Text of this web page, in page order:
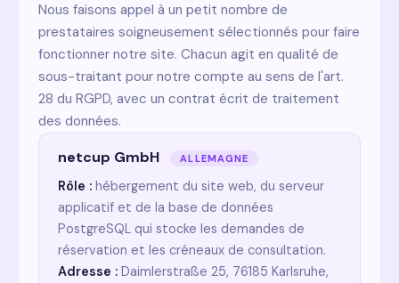
Nous faisons appel à un petit nombre de
prestataires soigneusement sélectionnés pour faire
fonctionner notre site. Chacun agit en qualité de
sous-traitant pour notre compte au sens de l'art.
28 du RGPD, avec un contrat écrit de traitement
des données.
netcup GmbH ALLEMAGNE
Rôle : hébergement du site web, du serveur
applicatif et de la base de données
PostgreSQL qui stocke les demandes de
réservation et les créneaux de consultation.
Adresse : Daimlerstraße 25, 76185 Karlsruhe,